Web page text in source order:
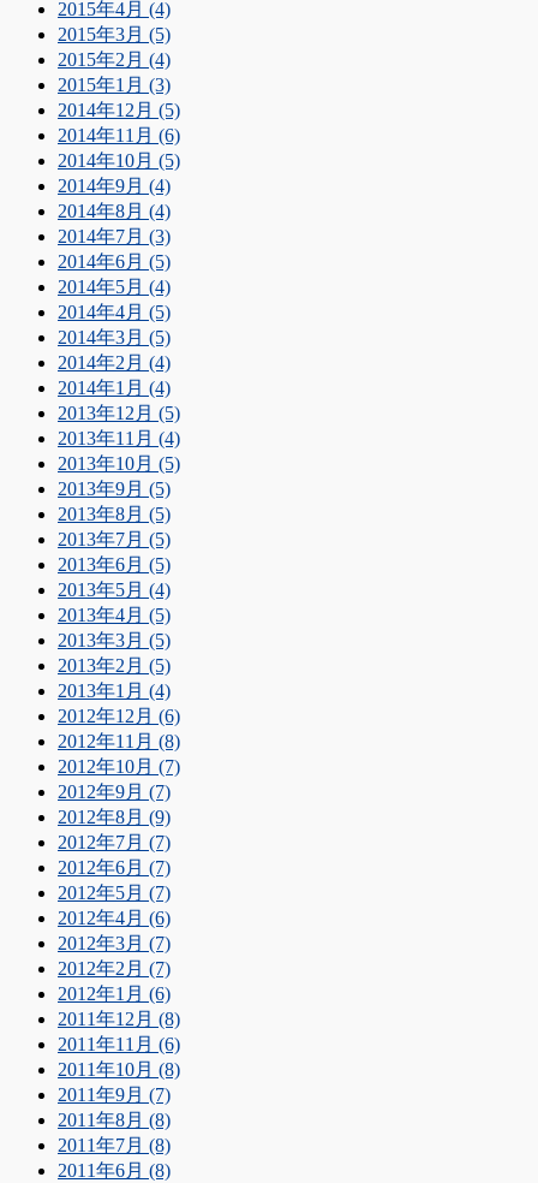
2015年4月 (4)
2015年3月 (5)
2015年2月 (4)
2015年1月 (3)
2014年12月 (5)
2014年11月 (6)
2014年10月 (5)
2014年9月 (4)
2014年8月 (4)
2014年7月 (3)
2014年6月 (5)
2014年5月 (4)
2014年4月 (5)
2014年3月 (5)
2014年2月 (4)
2014年1月 (4)
2013年12月 (5)
2013年11月 (4)
2013年10月 (5)
2013年9月 (5)
2013年8月 (5)
2013年7月 (5)
2013年6月 (5)
2013年5月 (4)
2013年4月 (5)
2013年3月 (5)
2013年2月 (5)
2013年1月 (4)
2012年12月 (6)
2012年11月 (8)
2012年10月 (7)
2012年9月 (7)
2012年8月 (9)
2012年7月 (7)
2012年6月 (7)
2012年5月 (7)
2012年4月 (6)
2012年3月 (7)
2012年2月 (7)
2012年1月 (6)
2011年12月 (8)
2011年11月 (6)
2011年10月 (8)
2011年9月 (7)
2011年8月 (8)
2011年7月 (8)
2011年6月 (8)